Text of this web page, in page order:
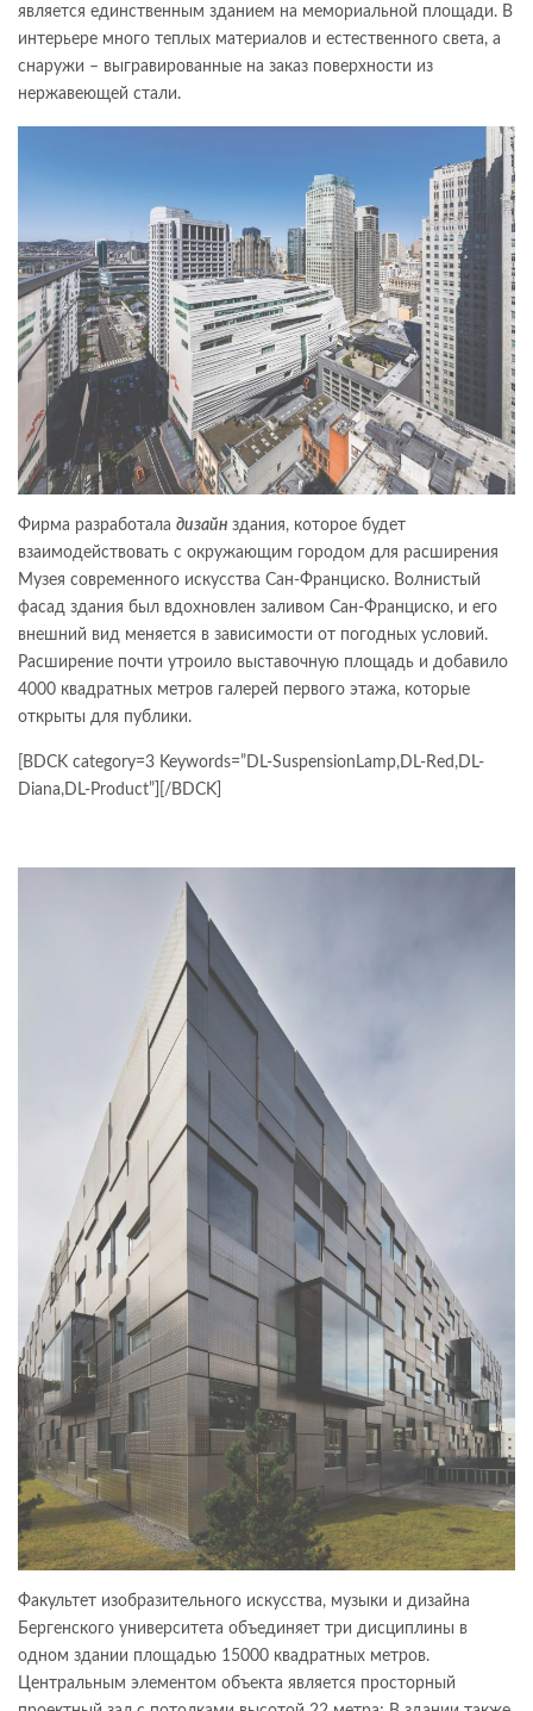
является единственным зданием на мемориальной площади. В
интерьере много теплых материалов и естественного света, а
снаружи – выгравированные на заказ поверхности из
нержавеющей стали.
Фирма разработала дизайн здания, которое будет
взаимодействовать с окружающим городом для расширения
Музея современного искусства Сан-Франциско. Волнистый
фасад здания был вдохновлен заливом Сан-Франциско, и его
внешний вид меняется в зависимости от погодных условий.
Расширение почти утроило выставочную площадь и добавило
4000 квадратных метров галерей первого этажа, которые
открыты для публики.
[BDCK category=3 Keywords=”DL-SuspensionLamp,DL-Red,DL-
Diana,DL-Product”][/BDCK]
Факультет изобразительного искусства, музыки и дизайна
Бергенского университета объединяет три дисциплины в
одном здании площадью 15000 квадратных метров.
Центральным элементом объекта является просторный